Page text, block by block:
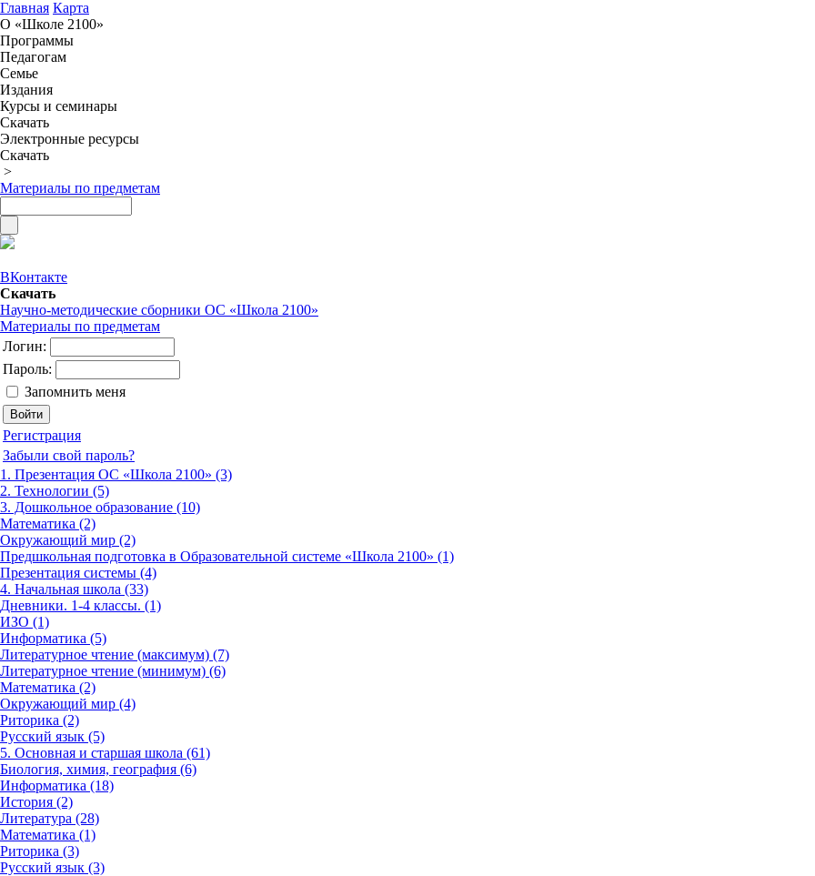
Главная Карта
О «Школе 2100»
Программы
Педагогам
Семье
Издания
Курсы и семинары
Скачать
Электронные ресурсы
Скачать
>
Материалы по предметам
ВКонтакте
Скачать
Научно-методические сборники ОС «Школа 2100»
Материалы по предметам
Логин:
Пароль:
Запомнить меня
Регистрация
Забыли свой пароль?
1. Презентация ОС «Школа 2100» (3)
2. Технологии (5)
3. Дошкольное образование (10)
Математика (2)
Окружающий мир (2)
Предшкольная подготовка в Образовательной системе «Школа 2100» (1)
Презентация системы (4)
4. Начальная школа (33)
Дневники. 1-4 классы. (1)
ИЗО (1)
Информатика (5)
Литературное чтение (максимум) (7)
Литературное чтение (минимум) (6)
Математика (2)
Окружающий мир (4)
Риторика (2)
Русский язык (5)
5. Основная и старшая школа (61)
Биология, химия, география (6)
Информатика (18)
История (2)
Литература (28)
Математика (1)
Риторика (3)
Русский язык (3)